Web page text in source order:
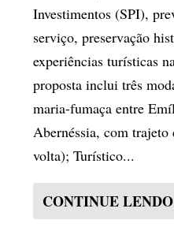
Investimentos (SPI),
serviço, preservação
experiências turísticas
proposta inclui três
maria-fumaça entre
Abernéssia, com
volta); Turístico...
CONTINUE LENDO